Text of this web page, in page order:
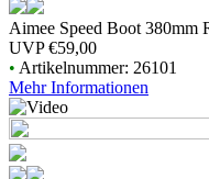
Aimee Speed Boot 380mm
UVP€59,00
• Artikelnummer: 26101
Mehr Informationen